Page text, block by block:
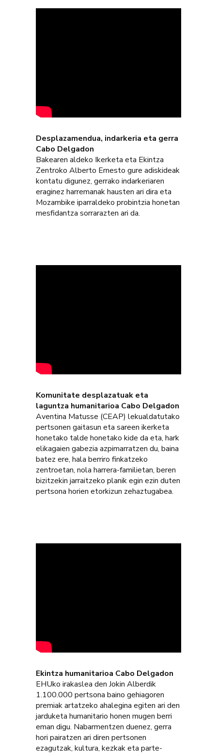
Desplazamendua, indarkeria eta gerra
Cabo Delgadon
Bakearen aldeko Ikerketa eta Ekintza
Zentroko Alberto Ernesto gure adiskideak
kontatu digunez, gerrako indarkeriaren
eraginez harremanak hausten ari dira eta
Mozambike iparraldeko probintzia honetan
mesfidantza sorrarazten ari da.
Komunitate desplazatuak eta
laguntza humanitarioa Cabo Delgadon
Aventina Matusse (CEAP) lekualdatutako
pertsonen gaitasun eta sareen ikerketa
honetako talde honetako kide da eta, hark
elikagaien gabezia azpimarratzen du, baina
batez ere, hala berriro finkatzeko
zentroetan, nola harrera-familietan, beren
bizitzekin jarraitzeko planik egin ezin duten
pertsona horien etorkizun zehaztugabea.
Ekintza humanitarioa Cabo Delgadon
EHUko irakaslea den Jokin Alberdik
1.100.000 pertsona baino gehiagoren
premiak artatzeko ahalegina egiten ari den
jarduketa humanitario honen mugen berri
eman digu. Nabarmentzen duenez, gerra
hori pairatzen ari diren pertsonen
ezagutzak, kultura, kezkak eta parte-